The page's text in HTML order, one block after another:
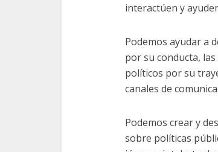
interactúen y
Podemos ayudar a
por su conducta,
políticos por su
canales de
Podemos crear y
sobre políticas